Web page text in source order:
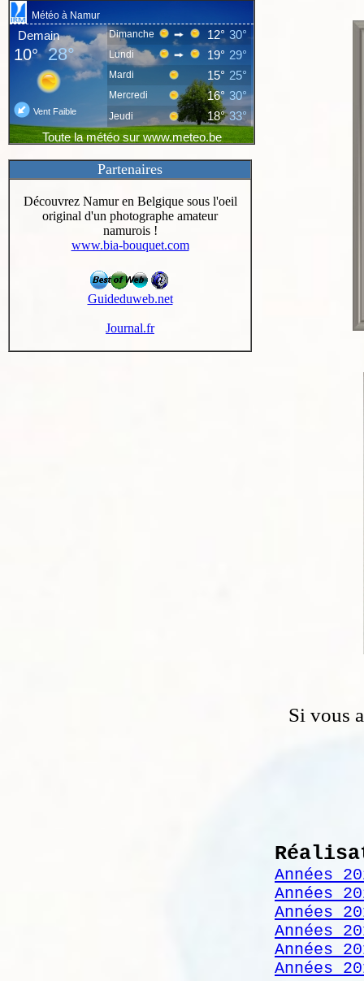
Partenaires
Découvrez Namur en Belgique sous l'oeil
original d'un photographe amateur
namurois !
www.bia-bouquet.com
Guideduweb.net
Journal.fr
Si vous
Années
Années
Années
Années
Années
Années